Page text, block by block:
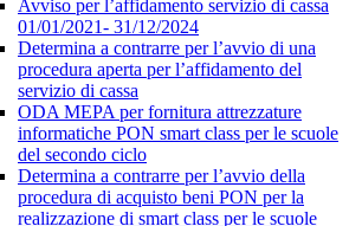
Avviso per l’affidamento servizio di cassa
01/01/2021- 31/12/2024
Determina a contrarre per l’avvio di una
procedura aperta per l’affidamento del
servizio di cassa
ODA MEPA per fornitura attrezzature
informatiche PON smart class per le scuole
del secondo ciclo
Determina a contrarre per l’avvio della
procedura di acquisto beni PON per la
realizzazione di smart class per le scuole